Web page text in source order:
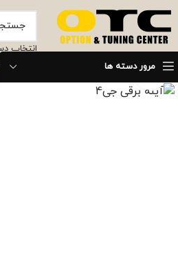
انتخاب
مرور دسته ها
برای بزرگنمایی کلیک کنید